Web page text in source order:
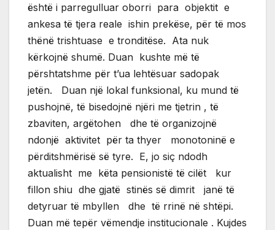
është i parregulluar oborri para objektit e
ankesa të tjera reale ishin prekëse, për të mos
thënë trishtuase e tronditëse. Ata nuk
kërkojnë shumë. Duan kushte më të
përshtatshme për t’ua lehtësuar sadopak
jetën. Duan një lokal funksional, ku mund të
pushojnë, të bisedojnë njëri me tjetrin , të
zbaviten, argëtohen dhe të organizojnë
ndonjë aktivitet për ta thyer monotoninë e
përditshmërisë së tyre. E, jo siç ndodh
aktualisht me këta pensionistë të cilët kur
fillon shiu dhe gjatë stinës së dimrit janë të
detyruar të mbyllen dhe të rrinë në shtëpi.
Duan më tepër vëmendje institucionale . Kujdes